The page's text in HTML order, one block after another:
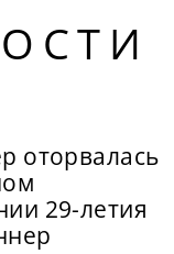
оторвалась
29-летия